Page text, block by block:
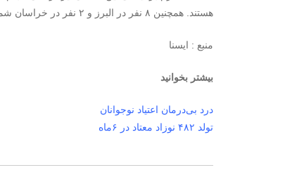
هستند. همچنین ۸ نفر در البرز و ۲ نفر در خراسان شمالی به خانواده هایشان تحویل شده‌اند.
منبع : ایسنا
بیشتر بخوانید
درد بی‌درمان اعتیاد نوجوانان
تولد ۴۸۲ نوزاد معتاد در ۶‌ماه